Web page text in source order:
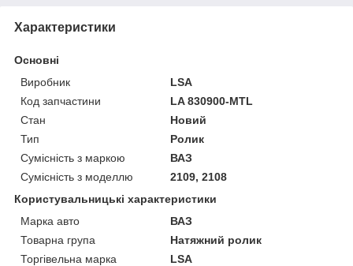
Характеристики
Основні
Виробник
LSA
Код запчастини
LA 830900-MTL
Стан
Новий
Тип
Ролик
Сумісність з маркою
ВАЗ
Сумісність з моделлю
2109, 2108
Користувальницькі характеристики
Марка авто
ВАЗ
Товарна група
Натяжний ролик
Торгівельна марка
LSA